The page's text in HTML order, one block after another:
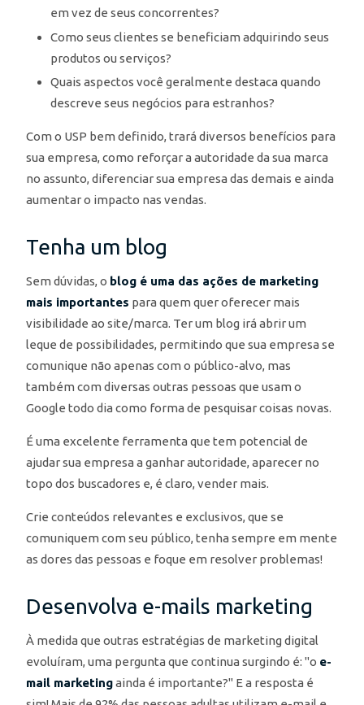
em vez de seus concorrentes?
Como seus clientes se beneficiam adquirindo seus
produtos ou serviços?
Quais aspectos você geralmente destaca quando
descreve seus negócios para estranhos?
Com o USP bem definido, trará diversos benefícios para
sua empresa, como reforçar a autoridade da sua marca
no assunto, diferenciar sua empresa das demais e ainda
aumentar o impacto nas vendas.
Tenha um blog
Sem dúvidas, o blog é uma das ações de marketing
mais importantes para quem quer oferecer mais
visibilidade ao site/marca. Ter um blog irá abrir um
leque de possibilidades, permitindo que sua empresa se
comunique não apenas com o público-alvo, mas
também com diversas outras pessoas que usam o
Google todo dia como forma de pesquisar coisas novas.
É uma excelente ferramenta que tem potencial de
ajudar sua empresa a ganhar autoridade, aparecer no
topo dos buscadores e, é claro, vender mais.
Crie conteúdos relevantes e exclusivos, que se
comuniquem com seu público, tenha sempre em mente
as dores das pessoas e foque em resolver problemas!
Desenvolva e-mails marketing
À medida que outras estratégias de marketing digital
evoluíram, uma pergunta que continua surgindo é: "o e-
mail marketingainda é importante?" E a resposta é